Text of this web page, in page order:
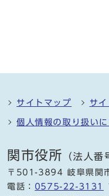
サイトマップ サ
個人情報の取り扱いに
関市役所 （法人
〒501-3894 岐阜県関
電話： 0575-22-3131